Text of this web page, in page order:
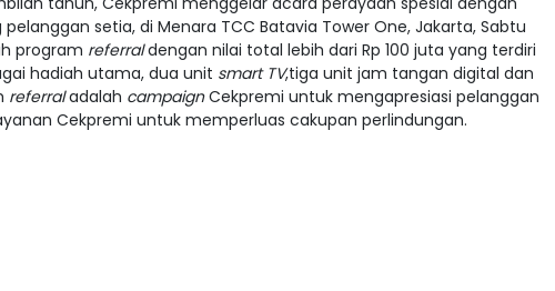
setia, di Menara TCC Batavia Tower One, Jakarta, Sabtu
program referraldengan nilai total lebih dari Rp 100 juta yang terdiri
hadiah utama, dua unit smart TV,tiga unit jam tangan digital dan
referraladalah campaignCekpremi untuk mengapresiasi pelanggan
Cekpremi untuk memperluas cakupan perlindungan.